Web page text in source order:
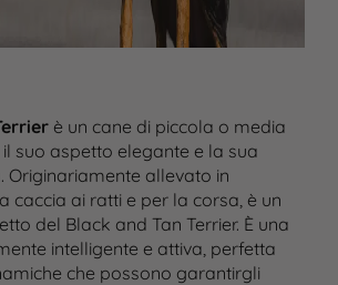
è un cane di piccola o media
suo aspetto elegante e la sua
Originariamente allevato in
caccia ai ratti e per la corsa, è un
del Black and Tan Terrier. È una
intelligente e attiva, perfetta
che possono garantirgli